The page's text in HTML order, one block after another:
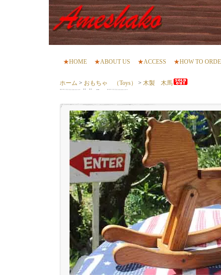
★HOME ★ABOUT US ★ACCESS ★HOW TO
ホーム > おもちゃ （Toys） > 木製 木馬